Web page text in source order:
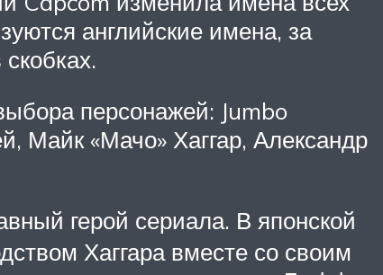
английские имена, за
персонажей: Jumbo
Майк «Мачо» Хаггар, Александр
герой сериала. В японской
Хаггара вместе со своим